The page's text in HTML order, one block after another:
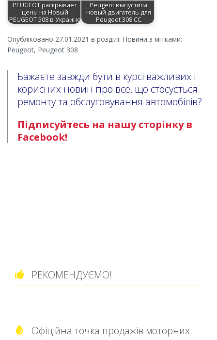
PEUGEOT раскрывает
цены на Новый
PEUGEOT 508 в Украине
Peugeot выпустила
новый двигатель для
Peugeot 308 CC
Опубліковано 27.01.2021 в розділі: Новини з мітками:
Peugeot, Peugeot 308
Бажаєте завжди бути в курсі важливих і
корисних новин про все, що стосується
ремонту та обслуговування автомобілів?
Підписуйтесь на нашу сторінку в
Facebook!
 РЕКОМЕНДУЄМО!
 Офіційна точка продажів моторних